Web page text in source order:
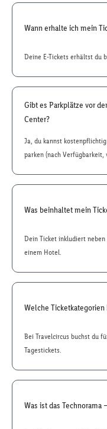
Wann erhalte ich mein
Deine E-Tickets erhältst du
Gibt es Parkplätze vor
Center?
Ja, du kannst
parken (nach Verfügbarkeit,
Was beinhaltet mein
Dein Ticket inkludiert
einem Hotel.
Welche Ticketkategorien
Bei Travelcircus buchst du
Tagestickets.
Was ist das Technorama